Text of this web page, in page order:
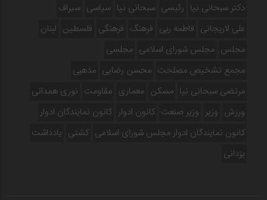
دکتر سبحانی نیا رئیسی سبحانی نیا سیاسی سیراف
علی لاریجانی فاطمه ربی فرهنگ فرهنگی فلسطین لبنان
مجلس مجلس شورای اسلامی مجلسی
مجمع تشخیص مصلحت محسن رضایی مذهبی
مرتضی سبحانی نیا مسکن معماری مقاومت نوری همدانی
ورزش وزیر وزیر صنعت کانون ادوار کانون نمایندگان ادوار
کانون نمایندگان ادوار مجلس شورای اسلامی کشتی یادداشت
یزدانی